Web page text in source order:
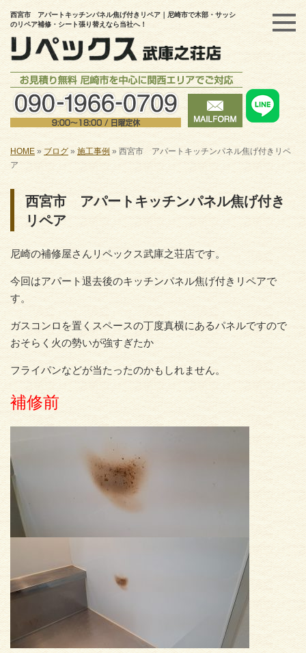
西宮市 アパートキッチンパネル焦げ付きリペア｜尼崎市で木部・サッシ
のリペア補修・シート張り替えなら当社へ！
HOME » ブログ» 施工事例 » 西宮市 アパートキッチンパネル焦げ付きリペ
ア
西宮市 アパートキッチンパネル焦げ付き
リペア
尼崎の補修屋さんリペックス武庫之荘店です。
今回はアパート退去後のキッチンパネル焦げ付きリペアで
す。
ガスコンロを置くスペースの丁度真横にあるパネルですので
おそらく火の勢いが強すぎたか
フライパンなどが当たったのかもしれません。
補修前